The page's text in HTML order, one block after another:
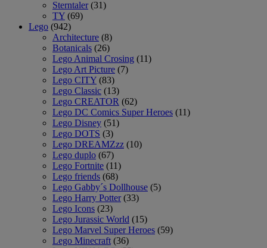
Sterntaler (31)
TY (69)
Lego (942)
Architecture (8)
Botanicals (26)
Lego Animal Crosing (11)
Lego Art Picture (7)
Lego CITY (83)
Lego Classic (13)
Lego CREATOR (62)
Lego DC Comics Super Heroes (11)
Lego Disney (51)
Lego DOTS (3)
Lego DREAMZzz (10)
Lego duplo (67)
Lego Fortnite (11)
Lego friends (68)
Lego Gabby´s Dollhouse (5)
Lego Harry Potter (33)
Lego Icons (23)
Lego Jurassic World (15)
Lego Marvel Super Heroes (59)
Lego Minecraft (36)